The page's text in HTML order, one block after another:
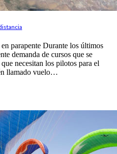
parapente Durante los últimos
demanda de cursos que se
necesitan los pilotos para el
llamado vuelo…